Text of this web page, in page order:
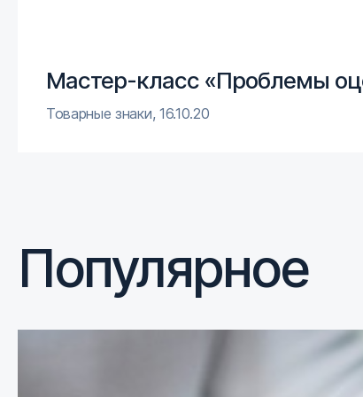
Мастер-класс «Проблемы
Товарные знаки, 16.10.20
Популярное